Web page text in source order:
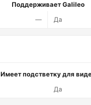
Поддерживает Galileo
—
Да
Имеет подстветку для
Да